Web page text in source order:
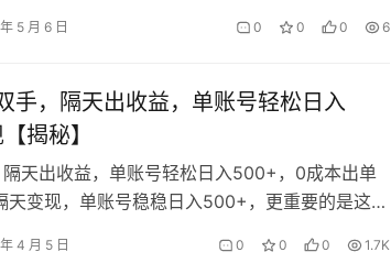
5 月 6 日 0 0 0 6
手，隔天出收益，单账号轻松日入
揭秘】
天出收益，单账号轻松日入500+，0成本出单
天变现，单账号稳稳日入500+，更重要的是这个
4 月 5 日 0 0 0 1.7K